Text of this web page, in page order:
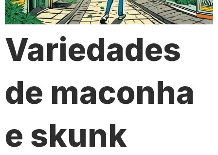
Variedades
de maconha
e skunk